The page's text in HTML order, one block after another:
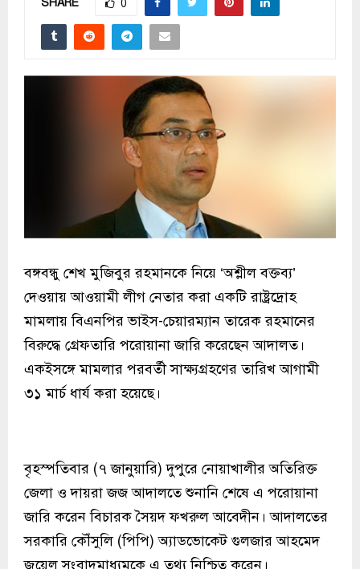
0
বঙ্গবন্ধু শেখ মুজিবুর রহমানকে নিয়ে ‘অশ্লীল বক্তব্য’
দেওয়ায় আওয়ামী লীগ নেতার করা একটি রাষ্ট্রদ্রোহ
মামলায় বিএনপির ভাইস-চেয়ারম্যান তারেক রহমানের
বিরুদ্ধে গ্রেফতারি পরোয়ানা জারি করেছেন আদালত।
একইসঙ্গে মামলার পরবর্তী সাক্ষ্যগ্রহণের তারিখ আগামী
৩১ মার্চ ধার্য করা হয়েছে।
বৃহস্পতিবার (৭ জানুয়ারি) দুপুরে নোয়াখালীর অতিরিক্ত
জেলা ও দায়রা জজ আদালতে শুনানি শেষে এ পরোয়ানা
জারি করেন বিচারক সৈয়দ ফখরুল আবেদীন। আদালতের
সরকারি কৌঁসুলি (পিপি) অ্যাডভোকেট গুলজার আহমেদ
জুয়েল সংবাদমাধ্যমকে এ তথ্য নিশ্চিত করেন।